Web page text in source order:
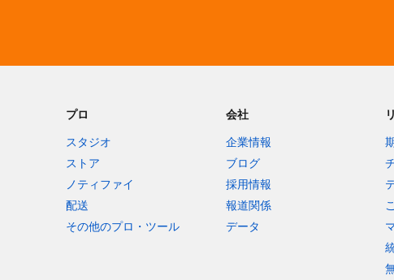
プロ
スタジオ
ストア
ノティファイ
配送
その他のプロ・ツール
会社
企業情報
ブログ
採用情報
報道関係
データ